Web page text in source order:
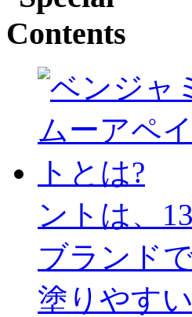
ントは、
ブランド
塗りやす